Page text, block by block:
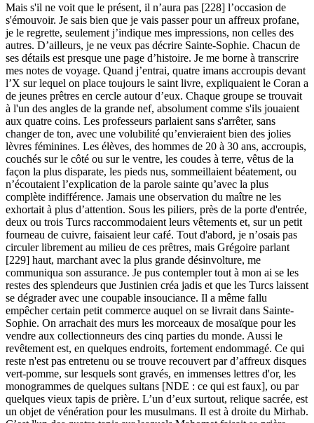
Mais s'il ne voit que le présent, il n’aura pas [228] l’occasion de
s'émouvoir. Je sais bien que je vais passer pour un affreux profane,
je le regrette, seulement j’indique mes impressions, non celles des
autres. D’ailleurs, je ne veux pas décrire Sainte-Sophie. Chacun de
ses détails est presque une page d’histoire. Je me borne à transcrire
mes notes de voyage. Quand j’entrai, quatre imans accroupis devant
l’X sur lequel on place toujours le saint livre, expliquaient le Coran a
de jeunes prêtres en cercle autour d’eux. Chaque groupe se trouvait
à l'un des angles de la grande nef, absolument comme s'ils jouaient
aux quatre coins. Les professeurs parlaient sans s'arrêter, sans
changer de ton, avec une volubilité qu’envieraient bien des jolies
lèvres féminines. Les élèves, des hommes de 20 à 30 ans, accroupis,
couchés sur le côté ou sur le ventre, les coudes à terre, vêtus de la
façon la plus disparate, les pieds nus, sommeillaient béatement, ou
n’écoutaient l’explication de la parole sainte qu’avec la plus
complète indifférence. Jamais une observation du maître ne les
exhortait à plus d’attention. Sous les piliers, près de la porte d'entrée,
deux ou trois Turcs raccommodaient leurs vêtements et, sur un petit
fourneau de cuivre, faisaient leur café. Tout d'abord, je n’osais pas
circuler librement au milieu de ces prêtres, mais Grégoire parlant
[229] haut, marchant avec la plus grande désinvolture, me
communiqua son assurance. Je pus contempler tout à mon ai se les
restes des splendeurs que Justinien créa jadis et que les Turcs laissent
se dégrader avec une coupable insouciance. Il a même fallu
empêcher certain petit commerce auquel on se livrait dans Sainte-
Sophie. On arrachait des murs les morceaux de mosaïque pour les
vendre aux collectionneurs des cinq parties du monde. Aussi le
revêtement est, en quelques endroits, fortement endommagé. Ce qui
reste n'est pas entretenu ou se trouve recouvert par d’affreux disques
vert-pomme, sur lesquels sont gravés, en immenses lettres d'or, les
monogrammes de quelques sultans [NDE : ce qui est faux], ou par
quelques vieux tapis de prière. L’un d’eux surtout, relique sacrée, est
un objet de vénération pour les musulmans. Il est à droite du Mirhab.